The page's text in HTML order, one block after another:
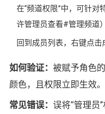
在“频道权限”中，可针对
许管理员查看#管理频道）
回到成员列表，右键点
如何验证： 被赋予角色
颜色，且权限立即生效。
常见错误： 误将“管理员